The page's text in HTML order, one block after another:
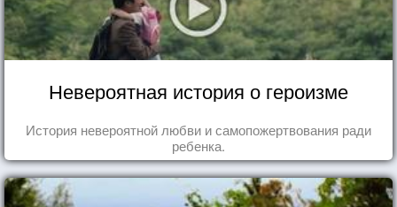
Невероятная история о героизме
История невероятной любви и самопожертвования ради
ребенка.